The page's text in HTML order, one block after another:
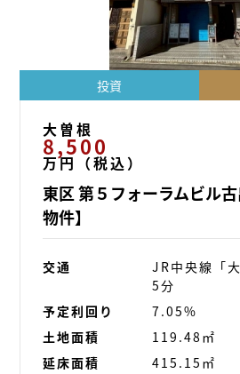
投資
大曽根
8,500
万円（税込）
東区 第５フォーラムビル
物件】
交通
JR中央線「
5分
予定利回り
7.05%
土地面積
119.48㎡
延床面積
415.15㎡